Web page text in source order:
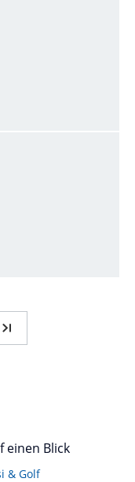
einen Blick
& Golf